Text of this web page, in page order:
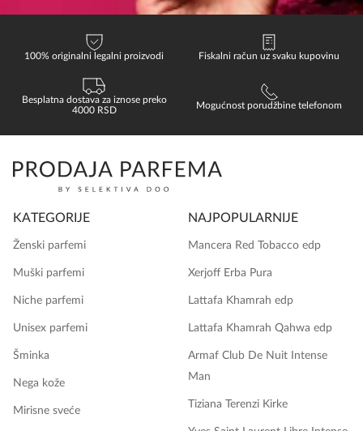
100% originalni legalni proizvodi Fiskalni račun uz svaku kupovinu
Besplatna dostava za iznose preko
4000 RSD
Mogućnost porudžbine telefonom
KATEGORIJE
Ženski parfemi
Muški parfemi
Niche parfemi
Unisex parfemi
Šminka
Nega kože
Mirisne sveće
NAJPOPULARNIJE
Mancera Red Tobacco edp
Xerjoff Erba Pura
Lattafa Khamrah edp
Lattafa Khamrah Qahwa edp
Armaf Club De Nuit Intense
Man
Tiziana Terenzi Kirke